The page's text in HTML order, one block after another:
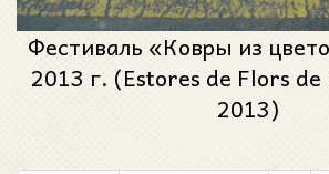
Фестиваль «Ковры из
2013 г. (Estores de Flors de
2013)